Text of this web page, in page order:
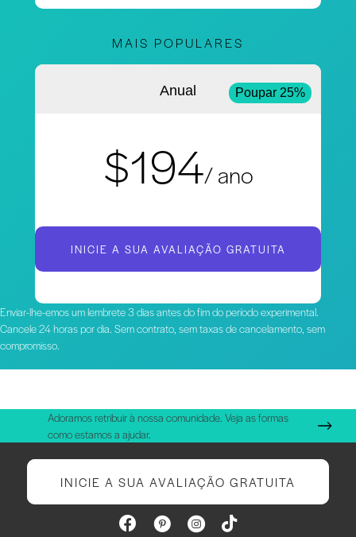
MAIS POPULARES
Anual Poupar 25%
$194/ ano
INICIE A SUA AVALIAÇÃO GRATUITA
Enviar-lhe-emos um lembrete 3 dias antes do fim do período experimental.
Cancele 24 horas por dia. Sem contrato, sem taxas de cancelamento, sem
compromisso.
Adoramos retribuir à nossa comunidade. Veja as formas
como estamos a ajudar.
INICIE A SUA AVALIAÇÃO GRATUITA